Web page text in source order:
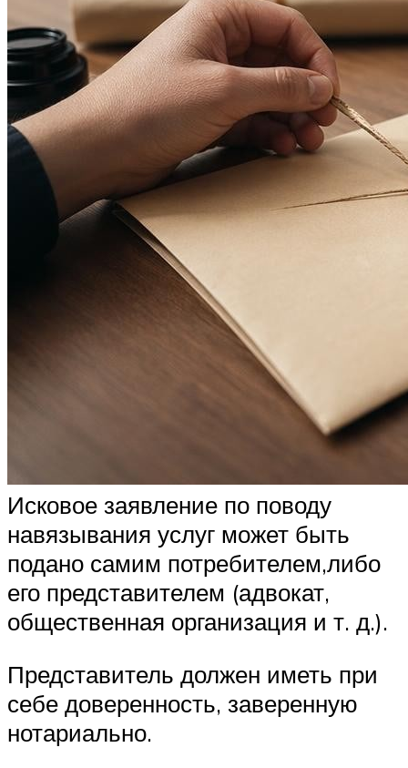
Исковое заявление по поводу
навязывания услуг может быть
подано самим потребителем,либо
его представителем (адвокат,
общественная организация и т. д.).
Представитель должен иметь при
себе доверенность, заверенную
нотариально.